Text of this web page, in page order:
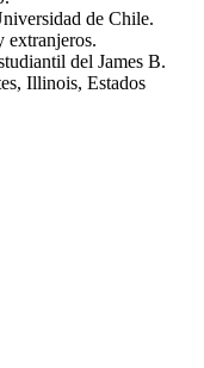
de Chile.
extranjeros.
del James B.
Illinois, Estados